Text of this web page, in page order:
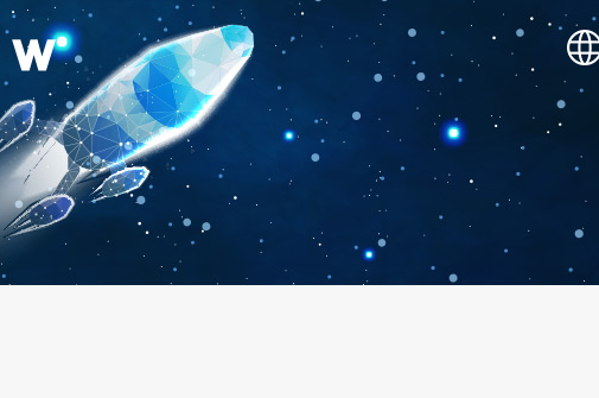
SHOWOW 敲表演